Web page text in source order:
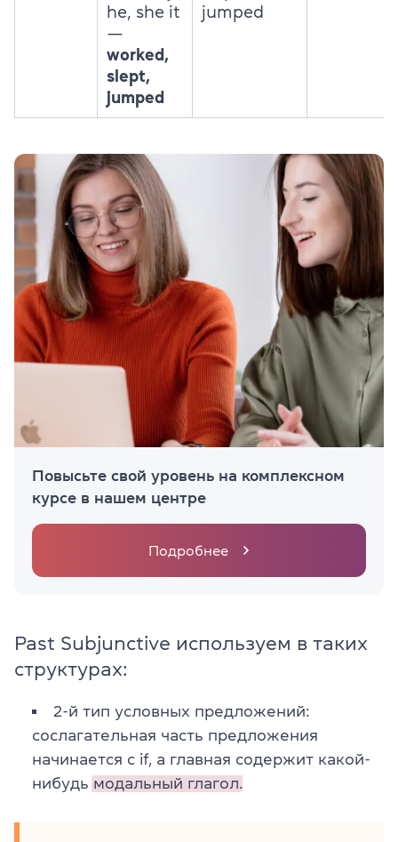
he, she it
—
worked,
slept,
jumped
jumped
Повысьте свой уровень на комплексном
курсе в нашем центре
Подробнее
Past Subjunctive используем в таких
структурах:
2-й тип условных предложений:
сослагательная часть предложения
начинается с if, а главная содержит какой-
нибудь модальный глагол.